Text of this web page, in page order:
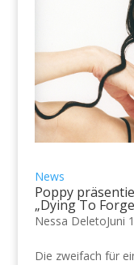
News
Poppy
„Dying To
Nessa DeletoJuni
Die zweifach für